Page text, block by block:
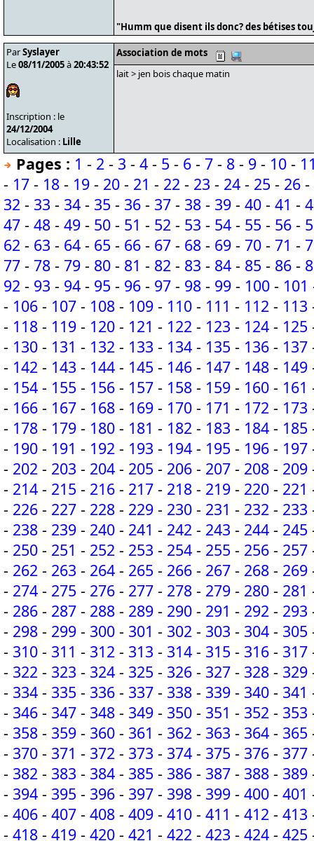
"Humm que disent ils donc? des bétises
ParSyslayer
Le08/11/2005à20:43:52
Inscription : le
24/12/2004
Localisation : Lille
Association de mots
lait > jen bois chaque matin
Pages : 1 - 2 - 3 - 4 - 5 - 6 - 7 - 8 - 9 - 10 -
- 17 - 18 - 19 - 20 - 21 - 22 - 23 - 24 - 25 - 26 -
32 - 33 - 34 - 35 - 36 - 37 - 38 - 39 - 40 - 41 -
47 - 48 - 49 - 50 - 51 - 52 - 53 - 54 - 55 - 56 -
62 - 63 - 64 - 65 - 66 - 67 - 68 - 69 - 70 - 71 -
77 - 78 - 79 - 80 - 81 - 82 - 83 - 84 - 85 - 86 -
92 - 93 - 94 - 95 - 96 - 97 - 98 - 99 - 100 - 101
- 106 - 107 - 108 - 109 - 110 - 111 - 112 - 113
- 118 - 119 - 120 - 121 - 122 - 123 - 124 - 125
- 130 - 131 - 132 - 133 - 134 - 135 - 136 - 137
- 142 - 143 - 144 - 145 - 146 - 147 - 148 - 149
- 154 - 155 - 156 - 157 - 158 - 159 - 160 - 161
- 166 - 167 - 168 - 169 - 170 - 171 - 172 - 173
- 178 - 179 - 180 - 181 - 182 - 183 - 184 - 185
- 190 - 191 - 192 - 193 - 194 - 195 - 196 - 197
- 202 - 203 - 204 - 205 - 206 - 207 - 208 - 209
- 214 - 215 - 216 - 217 - 218 - 219 - 220 - 221
- 226 - 227 - 228 - 229 - 230 - 231 - 232 - 233
- 238 - 239 - 240 - 241 - 242 - 243 - 244 - 245
- 250 - 251 - 252 - 253 - 254 - 255 - 256 - 257
- 262 - 263 - 264 - 265 - 266 - 267 - 268 - 269
- 274 - 275 - 276 - 277 - 278 - 279 - 280 - 281
- 286 - 287 - 288 - 289 - 290 - 291 - 292 - 293
- 298 - 299 - 300 - 301 - 302 - 303 - 304 - 305
- 310 - 311 - 312 - 313 - 314 - 315 - 316 - 317
- 322 - 323 - 324 - 325 - 326 - 327 - 328 - 329
- 334 - 335 - 336 - 337 - 338 - 339 - 340 - 341
- 346 - 347 - 348 - 349 - 350 - 351 - 352 - 353
- 358 - 359 - 360 - 361 - 362 - 363 - 364 - 365
- 370 - 371 - 372 - 373 - 374 - 375 - 376 - 377
- 382 - 383 - 384 - 385 - 386 - 387 - 388 - 389
- 394 - 395 - 396 - 397 - 398 - 399 - 400 - 401
- 406 - 407 - 408 - 409 - 410 - 411 - 412 - 413
- 418 - 419 - 420 - 421 - 422 - 423 - 424 - 425